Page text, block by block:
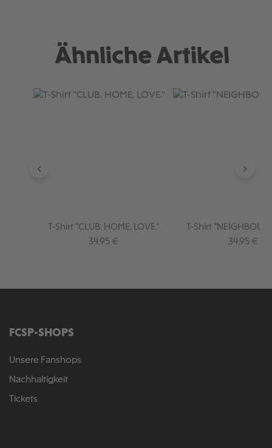
Ähnliche Artikel
Produktgalerie überspringen
T-Shirt "CLUB. HOME. LOVE."
Regulärer Preis:
34,95 €
T-Shirt
Regulärer
34,95 €
FCSP-SHOPS
Unsere Fanshops
Nachhaltigkeit
Tickets